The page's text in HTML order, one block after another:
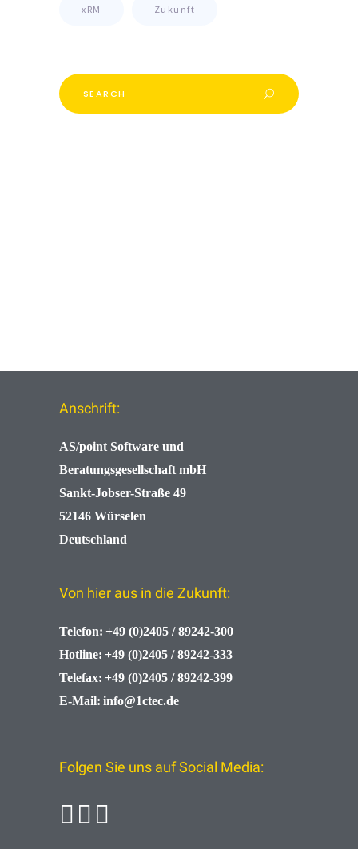
xRM Zukunft
Anschrift:
AS/point Software und
Beratungsgesellschaft mbH
Sankt-Jobser-Straße 49
52146 Würselen
Deutschland
Von hier aus in die Zukunft:
Telefon: +49 (0)2405 / 89242-300
Hotline: +49 (0)2405 / 89242-333
Telefax: +49 (0)2405 / 89242-399
E-Mail: info@1ctec.de
Folgen Sie uns auf Social Media: